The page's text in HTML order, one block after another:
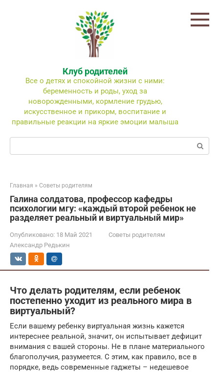
Клуб родителей
Все о детях и спокойной жизни с ними:
беременность и роды, уход за
новорожденными, кормление грудью,
искусственное и прикорм, воспитание и
правильные реакции на яркие эмоции малыша
Поиск:
Главная » Советы родителям
Галина солдатова, профессор кафедры
психологии мгу: «каждый второй ребенок не
разделяет реальный и виртуальный мир»
Опубликовано: 18 Май 2021
Советы родителям
Александр Редькин
Что делать родителям, если ребенок
постепенно уходит из реального мира в
виртуальный?
Если вашему ребенку виртуальная жизнь кажется
интереснее реальной, значит, он испытывает дефицит
внимания с вашей стороны. Не в плане материального
благополучия, разумеется. С этим, как правило, все в
порядке, ведь современные гаджеты – недешевое